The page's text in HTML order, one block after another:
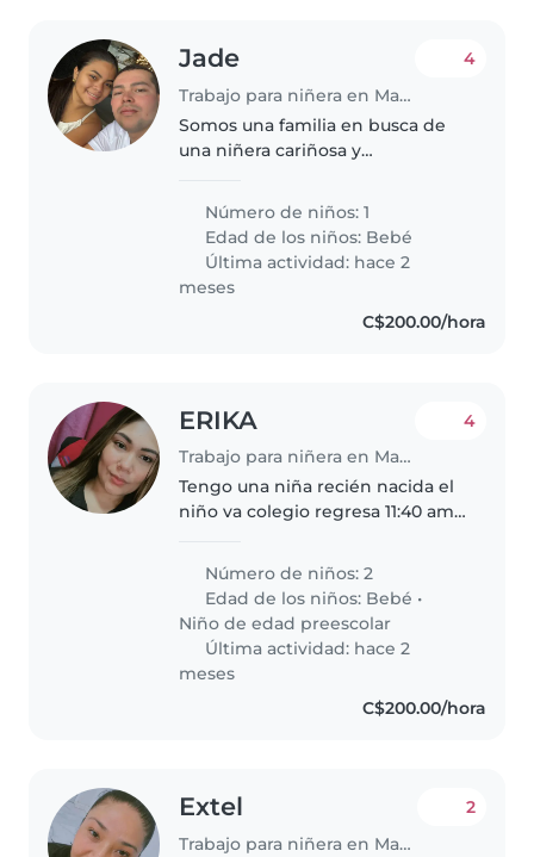
Jade
Trabajo para niñera en Managua
4
Somos una familia en busca de
una niñera cariñosa y
a alguien cómodo/a con
mascotas y tareas del hogar.
¡Esperamos conocer..
Número de niños: 1
Edad de los niños: Bebé
Última actividad: hace 2
meses
C$200.00/hora
ERIKA
Trabajo para niñera en Managua
4
Tengo una niña recién nacida el
niño va colegio regresa 11:40 am
su tarea estar pendiente de
ambos la niña quedaría 3 meses
estaré con ella subsidio el..
Número de niños: 2
Edad de los niños: Bebé •
Niño de edad preescolar
Última actividad: hace 2
meses
C$200.00/hora
Extel
Trabajo para niñera en Managua
2